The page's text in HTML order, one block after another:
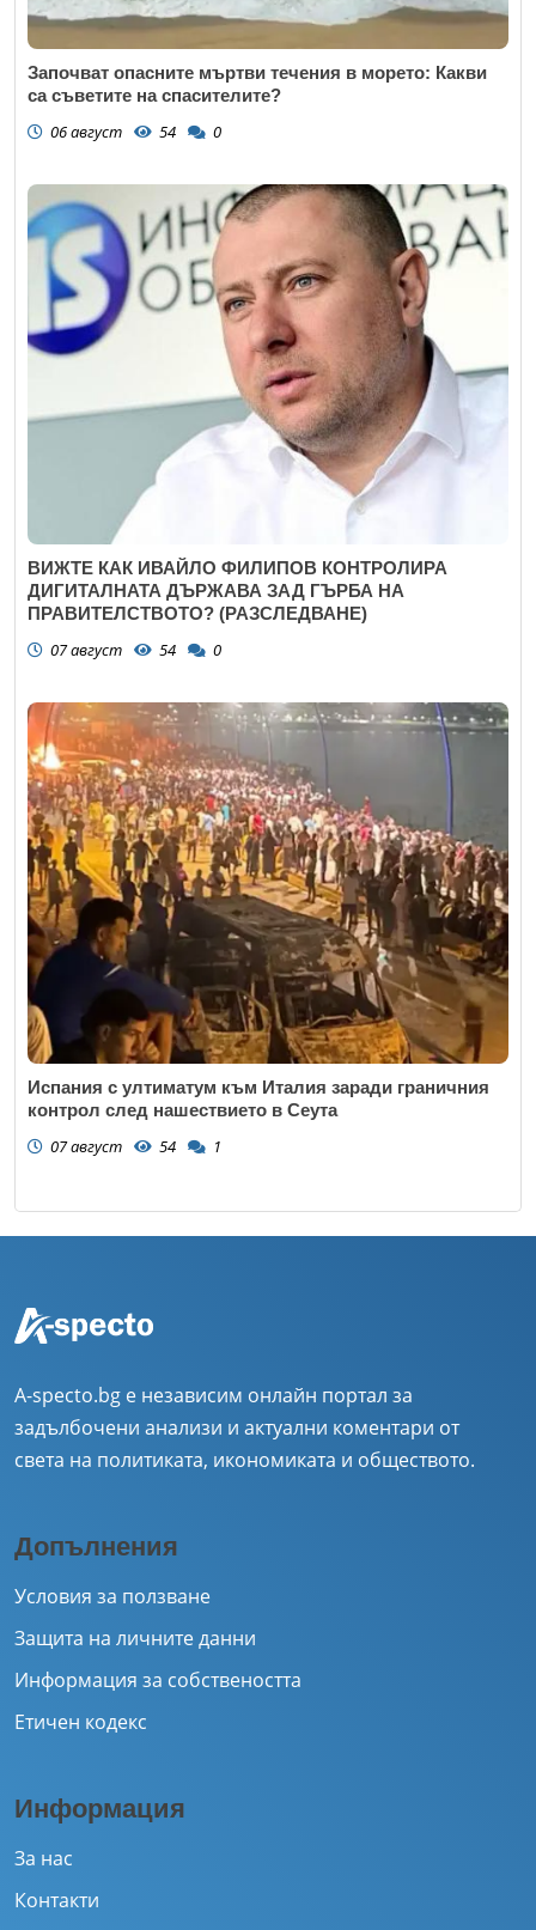
Започват опасните мъртви течения в морето: Какви
са съветите на спасителите?
06 август 54 0
ВИЖТЕ КАК ИВАЙЛО ФИЛИПОВ КОНТРОЛИРА
ДИГИТАЛНАТА ДЪРЖАВА ЗАД ГЪРБА НА
ПРАВИТЕЛСТВОТО? (РАЗСЛЕДВАНЕ)
07 август 54 0
Испания с ултиматум към Италия заради граничния
контрол след нашествието в Сеута
07 август 54 1
A-specto.bg е независим онлайн портал за
задълбочени анализи и актуални коментари от
света на политиката, икономиката и обществото.
Допълнения
Условия за ползване
Защита на личните данни
Информация за собствеността
Етичен кодекс
Информация
За нас
Контакти